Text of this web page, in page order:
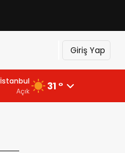
Giriş Yap
İstanbul
Açık 31 °